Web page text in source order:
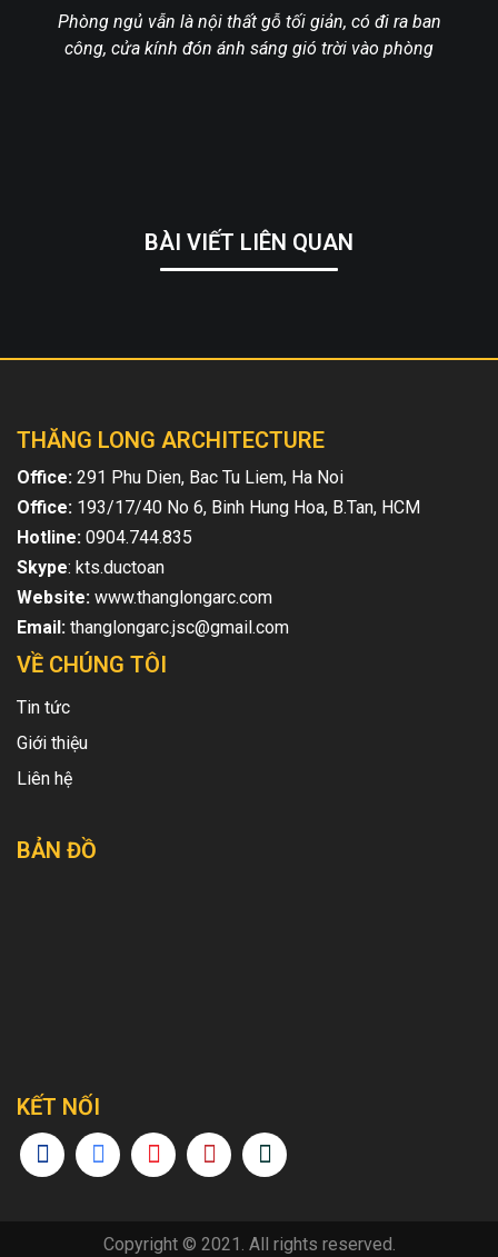
Phòng ngủ vẫn là nội thất gỗ tối giản, có đi ra ban
công, cửa kính đón ánh sáng gió trời vào phòng
BÀI VIẾT LIÊN QUAN
THĂNG LONG ARCHITECTURE
Office: 291 Phu Dien, Bac Tu Liem, Ha Noi
Office: 193/17/40 No 6, Binh Hung Hoa, B.Tan, HCM
Hotline: 0904.744.835
Skype: kts.ductoan
Website: www.thanglongarc.com
Email: thanglongarc.jsc@gmail.com
VỀ CHÚNG TÔI
Tin tức
Giới thiệu
Liên hệ
BẢN ĐỒ
KẾT NỐI
Copyright © 2021. All rights reserved.